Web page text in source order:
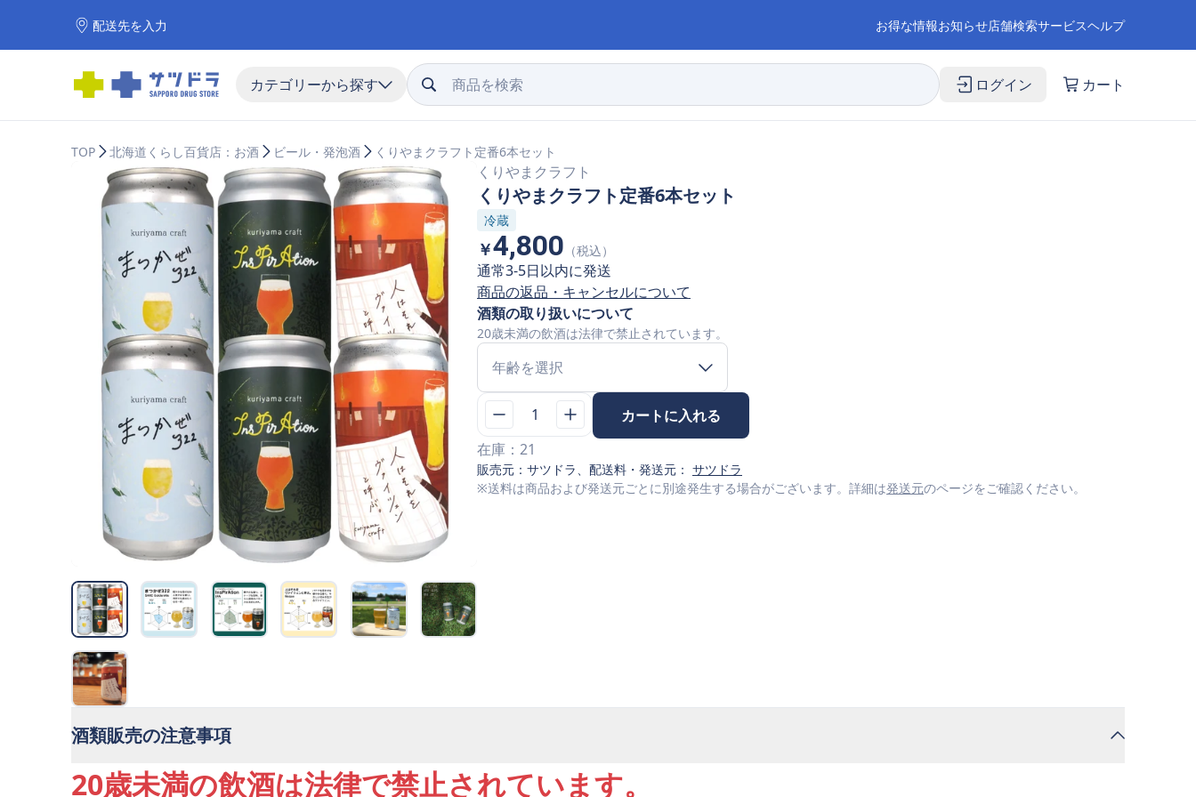
配送先を入力 お得な情報お知らせ店舗検索サービスヘルプ
カテゴリーから探す ログイン カート
TOP 北海道くらし百貨店：お酒 ビール・発泡酒 くりやまクラフト定番6本セット
くりやまクラフト
くりやまクラフト定番6本セット
冷蔵
￥4,800 （税込）
通常3-5日以内に発送
商品の返品・キャンセルについて
酒類の取り扱いについて
20歳未満の飲酒は法律で禁止されています。
年齢を選択
1
カートに入れる
在庫： 21
販売元： サツドラ、配送料・発送元： サツドラ
※送料は商品および発送元ごとに別途発生する場合がございます。詳細は発送元のページをご確認ください。
酒類販売の注意事項
20歳未満の飲酒は法律で禁止されています。